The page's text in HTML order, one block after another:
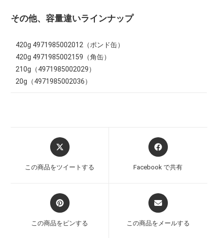
その他、容量違いラインナップ
420g 4971985002012（ポンド缶）
420g 4971985002159（角缶）
210g（4971985002029）
20g（4971985002036）
この商品をツイートする Facebook で共有
この商品をピンする この商品をメールする